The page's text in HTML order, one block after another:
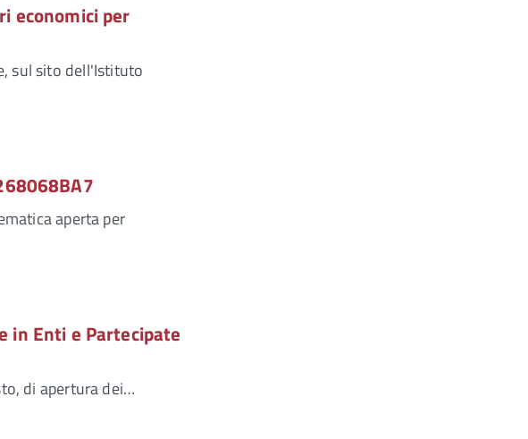
economici per
sul sito dell'Istituto
aperta per
in Enti e Partecipate
di apertura dei…